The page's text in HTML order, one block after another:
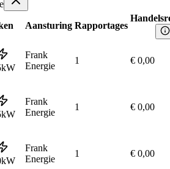
Aansturing Rapportages
kW
Frank
Energie
1 € 0,00
kW
Frank
Energie
1 € 0,00
kW
Frank
Energie
1 € 0,00